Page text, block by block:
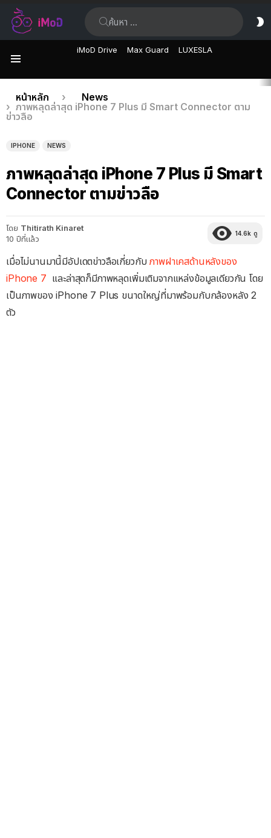
iMoD Drive Max Guard LUXESLA
เรื่อง
ล่าสุด
คุณอยู่ที่นี่:
หน้าหลัก
News
ภาพหลุดล่าสุด iPhone 7 Plus มี Smart Connector ตาม
ข่าวลือ
IPHONE NEWS
ภาพหลุดล่าสุด iPhone 7 Plus มี Smart
Connector ตามข่าวลือ
โดย Thitirath Kinaret
10 ปีที่แล้ว
14.6k ดู
เมื่อไม่นานมานี้มีอัปเดตข่าวลือเกี่ยวกับภาพฝาเคสด้านหลังของ
iPhone 7 และล่าสุดก็มีภาพหลุดเพิ่มเติมจากแหล่งข้อมูลเดียวกัน โดย
เป็นภาพของ iPhone 7 Plus ขนาดใหญ่ที่มาพร้อมกับกล้องหลัง 2
ตัว